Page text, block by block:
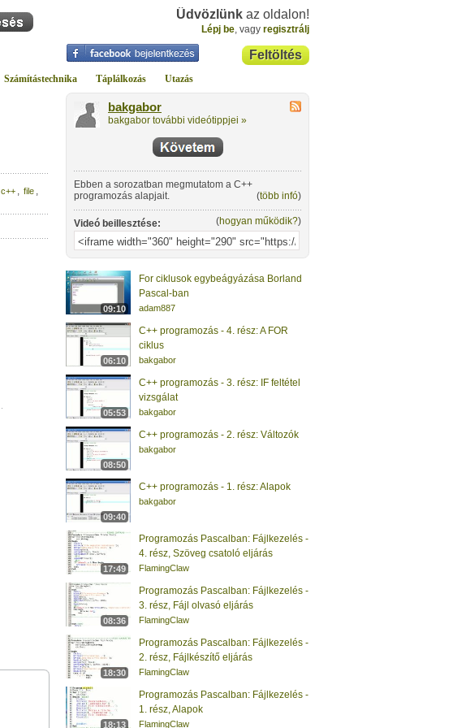
Üdvözlünk az oldalon!
Lépj be, vagy regisztrálj
Feltöltés
Számítástechnika Táplálkozás Utazás
c++ , file ,
bakgabor
bakgabor további videótippjei »
Ebben a sorozatban megmutatom a C++
programozás alapjait.
(több infó)
Videó beillesztése: (hogyan működik?)
09:10
For ciklusok egybeágyázása Borland
Pascal-ban
adam887
06:10
C++ programozás - 4. rész: A FOR
ciklus
bakgabor
05:53
C++ programozás - 3. rész: IF feltétel
vizsgálat
bakgabor
08:50
C++ programozás - 2. rész: Változók
bakgabor
09:40
C++ programozás - 1. rész: Alapok
bakgabor
17:49
Programozás Pascalban: Fájlkezelés -
4. rész, Szöveg csatoló eljárás
FlamingClaw
08:36
Programozás Pascalban: Fájlkezelés -
3. rész, Fájl olvasó eljárás
FlamingClaw
18:30
Programozás Pascalban: Fájlkezelés -
2. rész, Fájlkészítő eljárás
FlamingClaw
18:13
Programozás Pascalban: Fájlkezelés -
1. rész, Alapok
FlamingClaw